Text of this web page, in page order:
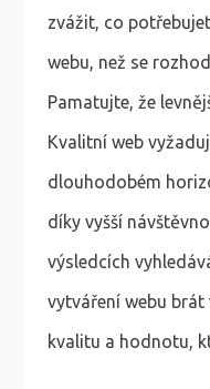
zvážit, co
webu, než se
Pamatujte, že
Kvalitní web
dlouhodobém
díky vyšší
výsledcích
vytváření webu brát
kvalitu a hodnotu,